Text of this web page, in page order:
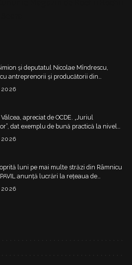
și deputatul Nicolae Mîndrescu,
antreprenorii și producătorii din
apreciat de OCDE. „Juriul
dat exemplu de bună practică la nivel
luni pe mai multe străzi din Râmnicu
anunță lucrări la rețeaua de